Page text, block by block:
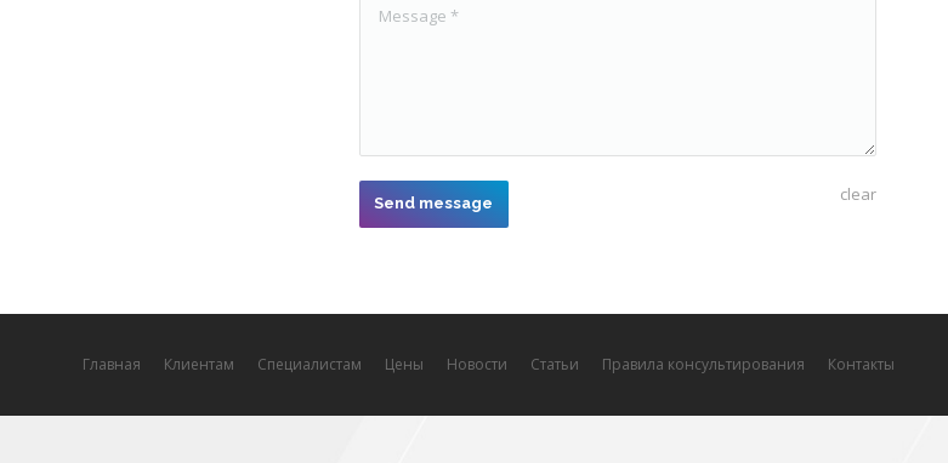
Message *
Send message clear
Главная Клиентам Специалистам Цены Новости Статьи Правила консультирования Контакты